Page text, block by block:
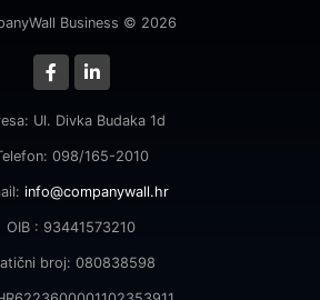
Business © 2026
Ul. Divka Budaka 1d
098/165-2010
info@companywall.hr
OIB : 93441573210
broj: 080838598